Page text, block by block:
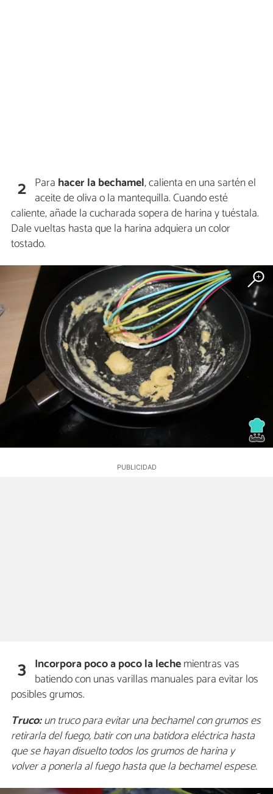
2 Para hacer la bechamel, calienta en una sartén el
aceite de oliva o la mantequilla. Cuando esté
caliente, añade la cucharada sopera de harina y tuéstala.
Dale vueltas hasta que la harina adquiera un color
tostado.
3 Incorpora poco a poco la lechemientras vas
batiendo con unas varillas manuales para evitar los
posibles grumos.
Truco:un truco para evitar una bechamel con grumos es
retirarla del fuego, batir con una batidora eléctrica hasta
que se hayan disuelto todos los grumos de harina y
volver a ponerla al fuego hasta que la bechamel espese.